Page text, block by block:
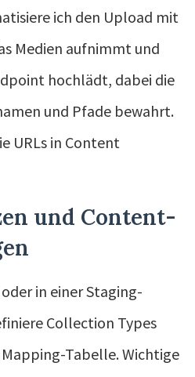
ich den Upload mit
Medien aufnimmt und
hochlädt, dabei die
und Pfade bewahrt.
URLs in Content
und Content-
in einer Staging-
Collection Types
Tabelle. Wichtige